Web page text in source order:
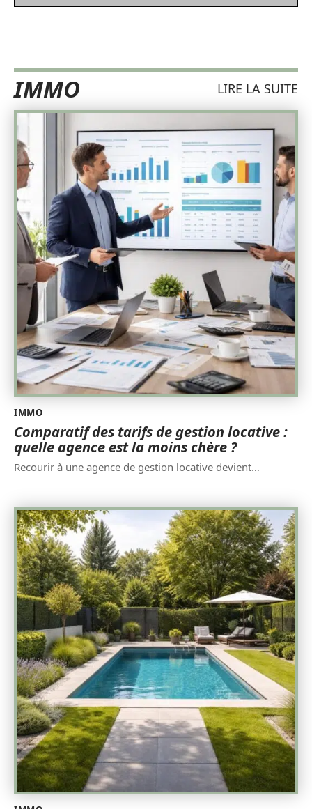
IMMO LIRE LA SUITE
IMMO
Comparatif des tarifs de gestion locative :
quelle agence est la moins chère ?
Recourir à une agence de gestion locative devient…